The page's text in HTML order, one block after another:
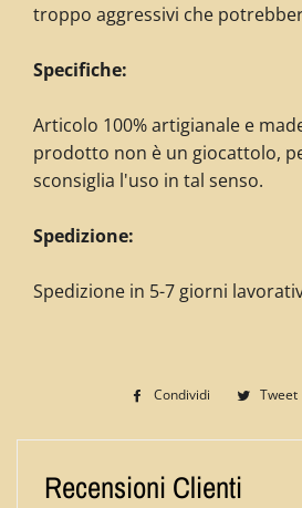
troppo aggressivi che
Specifiche:
Articolo 100% artigianale e
prodotto non è un giocattolo,
sconsiglia l'uso in tal senso.
Spedizione:
Spedizione in 5-7 giorni
Condividi
Condividi
Facebook
Tweet
Recensioni Clienti